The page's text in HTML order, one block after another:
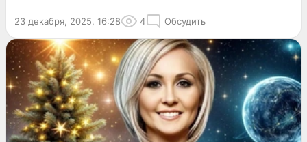
23 декабря, 2025, 16:28 4 Обсудить